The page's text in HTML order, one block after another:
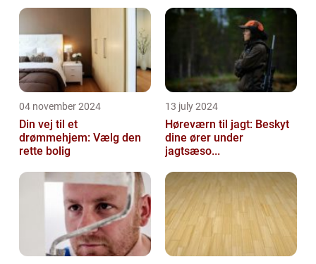
04 november 2024
Din vej til et
drømmehjem: Vælg den
rette bolig
13 july 2024
Høreværn til jagt: Beskyt
dine ører under
jagtsæso...